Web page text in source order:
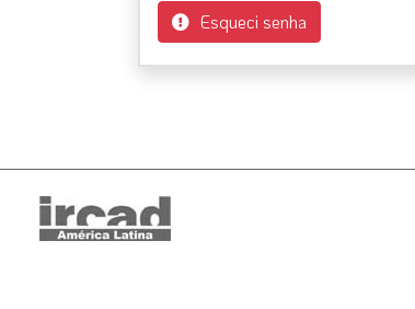
Esqueci senha